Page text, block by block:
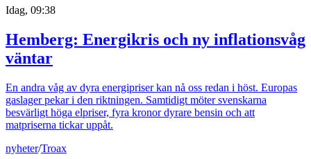
Idag, 09:38
Hemberg: Energikris och ny inflationsvåg
väntar
En andra våg av dyra energipriser kan nå oss redan i höst. Europas
gaslager pekar i den riktningen. Samtidigt möter svenskarna
besvärligt höga elpriser, fyra kronor dyrare bensin och att
matpriserna tickar uppåt.
nyheter/Troax